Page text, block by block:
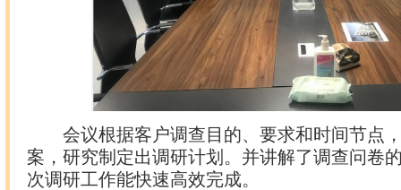
会议根据客户调查目的、要求和时间节点
案，研究制定出调研计划。并讲解了调查问卷
次调研工作能快速高效完成。